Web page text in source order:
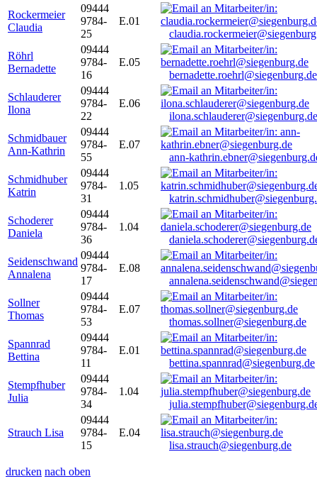
Rockermeier
Claudia
09444
9784-
25
E.01
Röhrl
Bernadette
09444
9784-
16
E.05
bernadette.roehrl@siegenburg.de
Schlauderer
Ilona
09444
9784-
22
E.06
ilona.schlauderer@siegenburg.de
Schmidbauer
Ann-Kathrin
09444
9784-
55
E.07
ann-
Schmidhuber
Katrin
09444
9784-
31
1.05
Schoderer
Daniela
09444
9784-
36
1.04
Seidenschwand
Annalena
09444
9784-
17
E.08
Sollner
Thomas
09444
9784-
53
E.07
thomas.sollner@siegenburg.de
Spannrad
Bettina
09444
9784-
11
E.01
bettina.spannrad@siegenburg.de
Stempfhuber
Julia
09444
9784-
34
1.04
Strauch Lisa
09444
9784-
15
E.04
lisa.strauch@siegenburg.de
drucken nach oben